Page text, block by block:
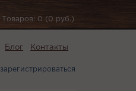
Товаров: 0 (0 руб.)
Блог Контакты
зарегистрироваться